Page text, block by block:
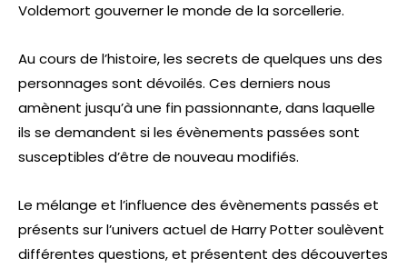
Voldemort gouverner le monde de la sorcellerie.
Au cours de l’histoire, les secrets de quelques uns des
personnages sont dévoilés. Ces derniers nous
amènent jusqu’à une fin passionnante, dans laquelle
ils se demandent si les évènements passées sont
susceptibles d’être de nouveau modifiés.
Le mélange et l’influence des évènements passés et
présents sur l’univers actuel de Harry Potter soulèvent
différentes questions, et présentent des découvertes